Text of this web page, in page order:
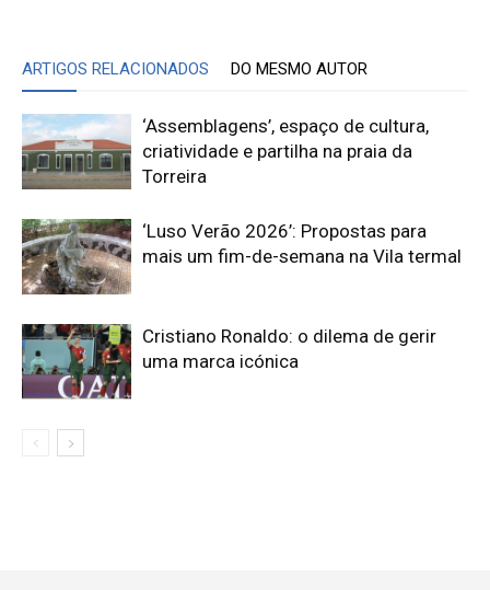
ARTIGOS RELACIONADOS DO MESMO AUTOR
‘Assemblagens’, espaço de cultura,
criatividade e partilha na praia da
Torreira
‘Luso Verão 2026’: Propostas para
mais um fim-de-semana na Vila termal
Cristiano Ronaldo: o dilema de gerir
uma marca icónica